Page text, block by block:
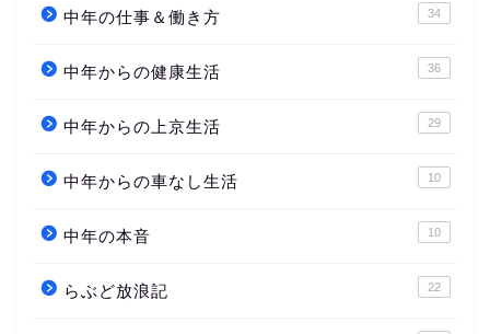
中年の仕事＆働き方 34
中年からの健康生活 36
中年からの上京生活 29
中年からの車なし生活 10
中年の本音 10
らぶど放浪記 22